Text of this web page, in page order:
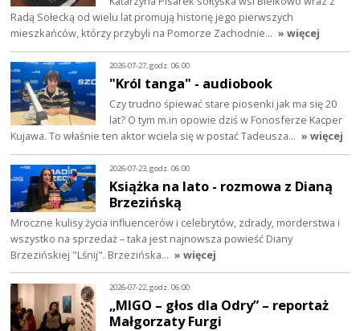
Radą Sołecką od wielu lat promują historię jego pierwszych
mieszkańców, którzy przybyli na Pomorze Zachodnie… » więcej
2026-07-27, godz. 06:00
"Król tanga" - audiobook
Czy trudno śpiewać stare piosenki jak ma się 20
lat? O tym m.in opowie dziś w Fonosferze Kacper
Kujawa. To właśnie ten aktor wciela się w postać Tadeusza… » więcej
2026-07-23, godz. 06:00
Książka na lato - rozmowa z Dianą
Brzezińską
Mroczne kulisy życia influencerów i celebrytów, zdrady, morderstwa i
wszystko na sprzedaż – taka jest najnowsza powieść Diany
Brzezińskiej "Lśnij". Brzezińska… » więcej
2026-07-22, godz. 06:00
„MIGO – głos dla Odry” – reportaż
Małgorzaty Furgi